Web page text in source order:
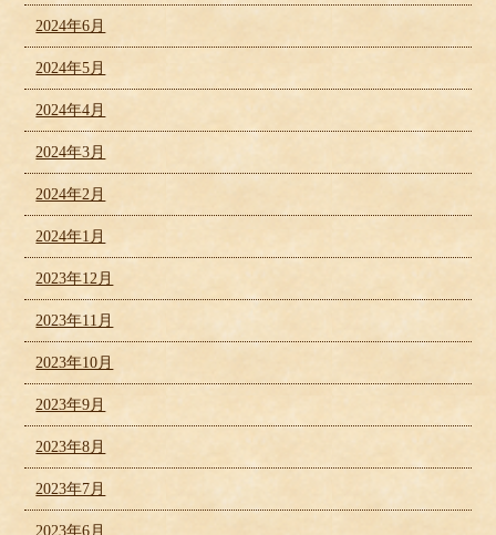
2024年6月
2024年5月
2024年4月
2024年3月
2024年2月
2024年1月
2023年12月
2023年11月
2023年10月
2023年9月
2023年8月
2023年7月
2023年6月